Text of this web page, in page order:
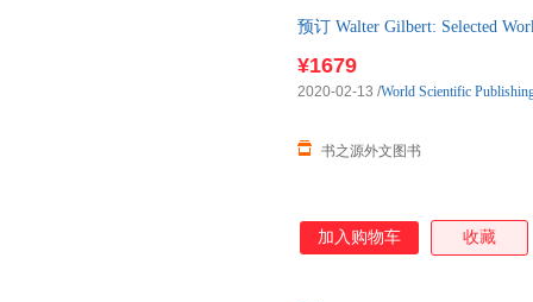
预订 Walter Gilbert: Selected
¥1679
书之源外文图书
2020-02-13 /World Scientific
加入购物车 收藏